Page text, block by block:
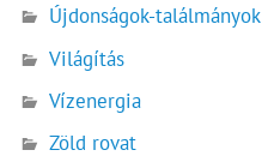
Újdonságok-találmányok
Világítás
Vízenergia
Zöld rovat